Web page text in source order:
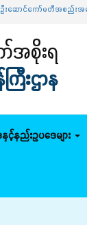
ောင်ကော်မတီအစည်းအဝေး
အစိုးရ
ြီးဌာန
င့်နည်းဥပဒေများ